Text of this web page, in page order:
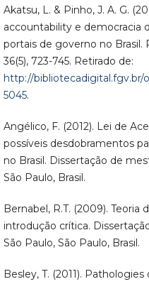
Akatsu, L. & Pinho, J. A. G.
accountability e democracia
portais de governo no Brasil.
36(5), 723-745. Retirado de:
http://bibliotecadigital.fgv.br/
5045.
Angélico, F. (2012). Lei de
possíveis desdobramentos
no Brasil. Dissertação de
São Paulo, Brasil.
Bernabel, R.T. (2009). Teoria
introdução crítica.
São Paulo, São Paulo, Brasil.
Besley, T. (2011).